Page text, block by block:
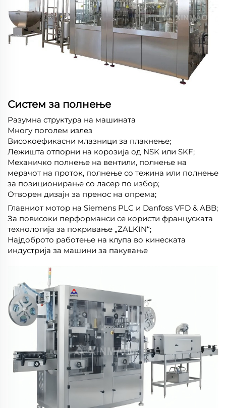
Систем за полнење
Разумна структура на машината
Многу поголем излез
Високоефикасни млазници за плакнење;
Лежишта отпорни на корозија од NSK или SKF;
Механичко полнење на вентили, полнење на
мерачот на проток, полнење со тежина или полнење
за позиционирање со ласер по избор;
Отворен дизајн за пренос на опрема;
Главниот мотор на Siemens PLC и Danfoss VFD & ABB;
За повисоки перформанси се користи француската
технологија за покривање „ZALKIN“;
Најдоброто работење на клупа во кинеската
индустрија за машини за пакување